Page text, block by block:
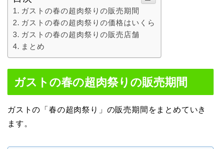
ガストの春の超肉祭りの販売期間
ガストの春の超肉祭りの価格はいくら
ガストの春の超肉祭りの販売店舗
まとめ
ガストの春の超肉祭りの販売期間
ガストの「春の超肉祭り」の販売期間をまとめていき
ます。